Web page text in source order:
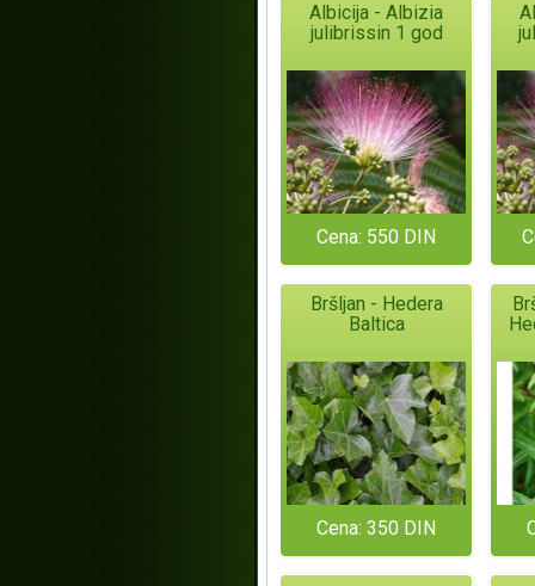
Albicija - Albizia
julibrissin 1 god
Cena: 550 DIN
Bršljan - Hedera
Baltica
Cena: 350 DIN